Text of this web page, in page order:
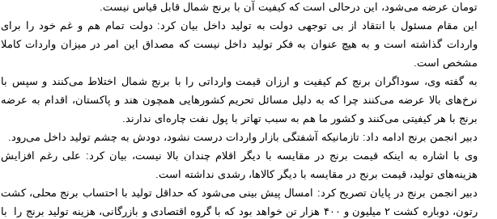
تومان عرضه می‌شود، این درحالی است که کیفیت آن با برنج شمال قابل قیاس نیست.
این مقام مسئول با انتقاد از بی توجهی دولت به تولید داخل بیان کرد: دولت تمام هم و غم خود را برای
واردات گذاشته است و به هیچ عنوان به فکر تولید داخل نیست که مصداق این امر در میزان واردات کاملا
مشخص است.
به گفته وی، سوداگران برنج کم کیفیت و ارزان قیمت وارداتی را با برنج شمال اختلاط می‌کنند و سپس با
نرخ‌های بالا عرضه می‌کنند چرا که به دلیل مسائل تحریم کشورهایی همچون هند و پاکستان، اقدام به عرضه
برنج با هر کیفیتی می‌کنند و کشور ما هم به سبب تهاتر با پول نفت چاره‌ای ندارند.
دبیر انجمن برنج ادامه داد: تازمانیکه آشفتگی بازار واردات درست نشود، دودش به چشم تولید داخل می‌رود.
وی با اشاره به اینکه قیمت برنج در مقایسه با دیگر اقلام چندان بالا نیست، بیان کرد: علی رغم افزایش
هزینه‌های تولید، قیمت برنج در مقایسه با دیگر کالاها، رشدی نداشته است.
دبیر انجمن برنج در پایان تصریح کرد: امسال پیش بینی می‌شود که حداقل تولید با احتساب برنج محلی، کشت
رتون، دوباره کشت ۲ میلیون و ۴۰۰ هزار تن خواهد بود که با گروه اقتصادی و بازرگانی، هزینه تولید برنج را با